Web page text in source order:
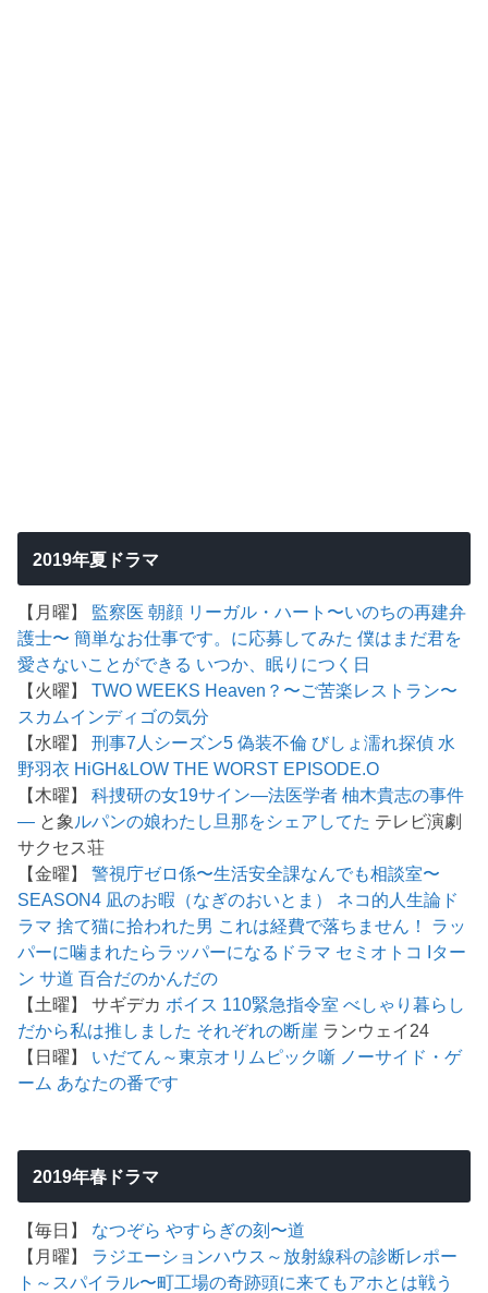
2019年夏ドラマ
【月曜】 監察医 朝顔 リーガル・ハート〜いのちの再建弁
護士〜 簡単なお仕事です。に応募してみた 僕はまだ君を
愛さないことができる いつか、眠りにつく日
【火曜】TWO WEEKS Heaven？〜ご苦楽レストラン〜
スカムインディゴの気分
【水曜】刑事7人シーズン5 偽装不倫 びしょ濡れ探偵 水
野羽衣 HiGH&LOW THE WORST EPISODE.O
【木曜】科捜研の女19サイン―法医学者 柚木貴志の事件
― と象 ルパンの娘わたし旦那をシェアしてた テレビ演劇
サクセス荘
【金曜】警視庁ゼロ係〜生活安全課なんでも相談室〜
SEASON4 凪のお暇（なぎのおいとま）
ネコ的人生論ド
ラマ 捨て猫に拾われた男 これは経費で落ちません！
ラッ
パーに噛まれたらラッパーになるドラマ セミオトコ Iター
ン サ道 百合だのかんだの
【土曜】 サギデカ ボイス 110緊急指令室 べしゃり暮らし
だから私は推しました それぞれの断崖 ランウェイ24
【日曜】 いだてん～東京オリムピック噺 ノーサイド・ゲ
ーム あなたの番です
2019年春ドラマ
【毎日】 なつぞら やすらぎの刻〜道
【月曜】 ラジエーションハウス～放射線科の診断レポー
ト～ スパイラル〜町工場の奇跡頭に来てもアホとは戦う